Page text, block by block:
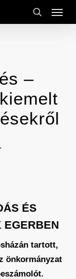
search
Menu
–
ÉS
EGERBEN
tartott,
önkormányzat